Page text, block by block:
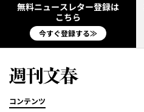
無料ニュースレター登録は
こちら
今すぐ登録する≫
コンテンツ